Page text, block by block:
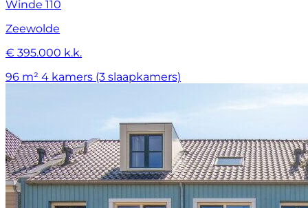
Winde 110
Zeewolde
€ 395.000 k.k.
96 m² 4 kamers (3 slaapkamers)